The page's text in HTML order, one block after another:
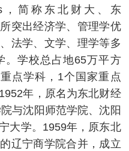
，简称东北财大、东
突出经济学、管理学优
法学、文学、理学等多
。学校总占地65万平方
点学科，1个国家重点
年，原名为东北财经
与沈阳师范学院、沈阳
大学。1959年，原东北
辽宁商学院合并，成立